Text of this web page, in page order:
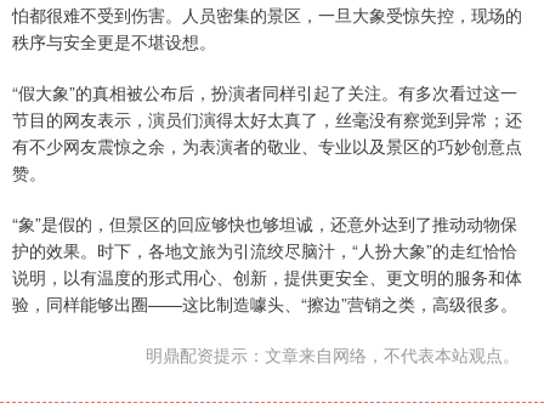
怕都很难不受到伤害。人员密集的景区，一旦大象受惊失控，现场的
秩序与安全更是不堪设想。
“假大象”的真相被公布后，扮演者同样引起了关注。有多次看过这一
节目的网友表示，演员们演得太好太真了，丝毫没有察觉到异常；还
有不少网友震惊之余，为表演者的敬业、专业以及景区的巧妙创意点
赞。
“象”是假的，但景区的回应够快也够坦诚，还意外达到了推动动物保
护的效果。时下，各地文旅为引流绞尽脑汁，“人扮大象”的走红恰恰
说明，以有温度的形式用心、创新，提供更安全、更文明的服务和体
验，同样能够出圈——这比制造噱头、“擦边”营销之类，高级很多。
明鼎配资提示：文章来自网络，不代表本站观点。